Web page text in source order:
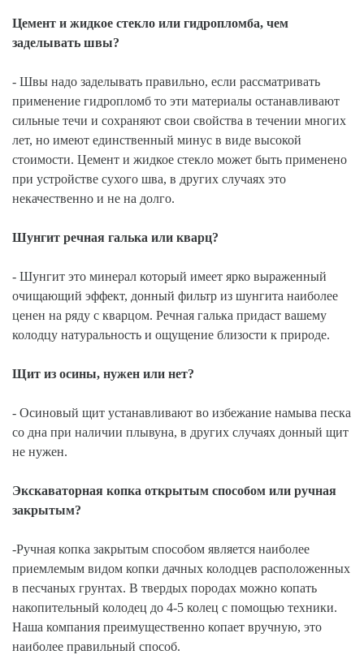
Цемент и жидкое стекло или гидропломба, чем
заделывать швы?
- Швы надо заделывать правильно, если рассматривать
применение гидропломб то эти материалы останавливают
сильные течи и сохраняют свои свойства в течении многих
лет, но имеют единственный минус в виде высокой
стоимости. Цемент и жидкое стекло может быть применено
при устройстве сухого шва, в других случаях это
некачественно и не на долго.
Шунгит речная галька или кварц?
- Шунгит это минерал который имеет ярко выраженный
очищающий эффект, донный фильтр из шунгита наиболее
ценен на ряду с кварцом. Речная галька придаст вашему
колодцу натуральность и ощущение близости к природе.
Щит из осины, нужен или нет?
- Осиновый щит устанавливают во избежание намыва песка
со дна при наличии плывуна, в других случаях донный щит
не нужен.
Экскаваторная копка открытым способом или ручная
закрытым?
-Ручная копка закрытым способом является наиболее
приемлемым видом копки дачных колодцев расположенных
в песчаных грунтах. В твердых породах можно копать
накопительный колодец до 4-5 колец с помощью техники.
Наша компания преимущественно копает вручную, это
наиболее правильный способ.